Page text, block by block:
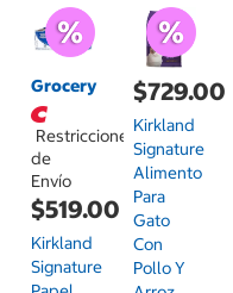
Grocery
Restricciones
de
Envío
$519.00
Kirkland
Signature
$729.00
Kirkland
Signature
Alimento
Para
Gato
Con
Pollo Y